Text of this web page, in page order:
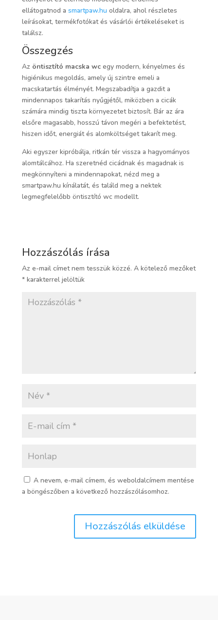
ellátogatnod a smartpaw.hu oldalra, ahol részletes
leírásokat, termékfotókat és vásárlói értékeléseket is
találsz.
Összegzés
Az öntisztító macska wcegy modern, kényelmes és
higiénikus megoldás, amely új szintre emeli a
macskatartás élményét. Megszabadítja a gazdit a
mindennapos takarítás nyűgjétől, miközben a cicák
számára mindig tiszta környezetet biztosít. Bár az ára
elsőre magasabb, hosszú távon megéri a befektetést,
hiszen időt, energiát és alomköltséget takarít meg.
Aki egyszer kipróbálja, ritkán tér vissza a hagyományos
alomtálcához. Ha szeretnéd cicádnak és magadnak is
megkönnyíteni a mindennapokat, nézd meg a
smartpaw.hu kínálatát, és találd meg a nektek
legmegfelelőbb öntisztító wc modellt.
Hozzászólás írása
Az e-mail címet nem tesszük közzé. A kötelező mezőket
*karakterrel jelöltük
A nevem, e-mail címem, és weboldalcímem mentése
a böngészőben a következő hozzászólásomhoz.